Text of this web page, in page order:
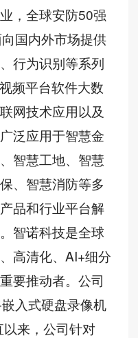
，全球安防50强
国内外市场提供
行为识别等系列
频平台软件大数
网技术应用以及
泛应用于智慧金
智慧工地、智慧
、智慧消防等多
品和行业平台解
智诺科技是全球
高清化、AI+细分
要推动者。公司
入式硬盘录像机
来，公司针对